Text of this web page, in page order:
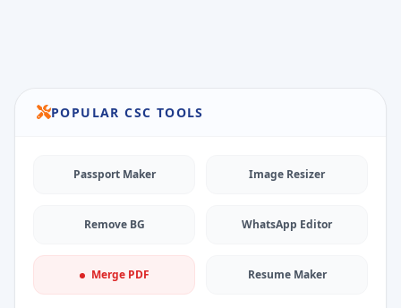
POPULAR CSC TOOLS
Passport Maker Image Resizer
Remove BG WhatsApp Editor
Merge PDF Resume Maker